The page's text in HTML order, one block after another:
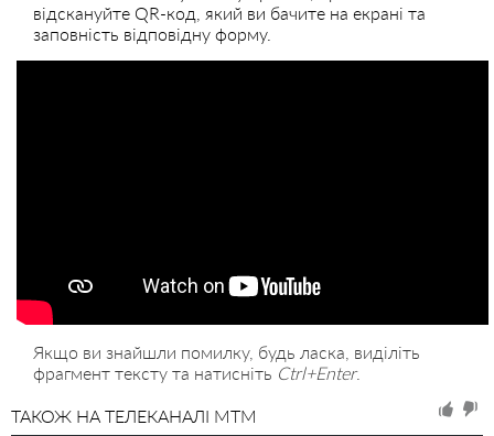
відскануйте QR-код, який ви бачите на екрані та
заповність відповідну форму.
Якщо ви знайшли помилку, будь ласка, виділіть
фрагмент тексту та натисніть Ctrl+Enter.
ТАКОЖ НА ТЕЛЕКАНАЛІ MTM